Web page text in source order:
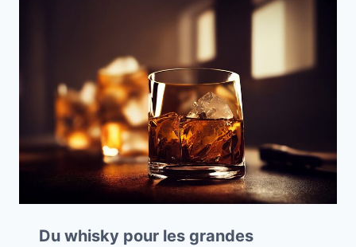
Du whisky pour les grandes